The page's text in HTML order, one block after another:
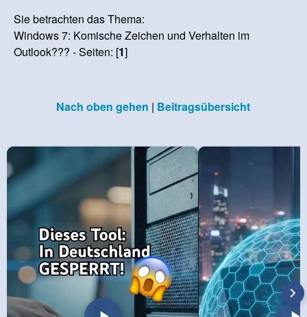
Sie betrachten das Thema:
Windows 7: Komische Zeichen und Verhalten im
Outlook??? - Seiten: [1]
Nach oben gehen | Beitragsübersicht